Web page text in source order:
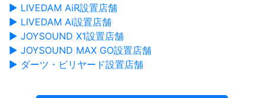
▶ LIVEDAM AiR設置店舗
▶ LIVEDAM Ai設置店舗
▶ JOYSOUND X1設置店舗
▶ JOYSOUND MAX GO設置店舗
▶ ダーツ・ビリヤード設置店舗